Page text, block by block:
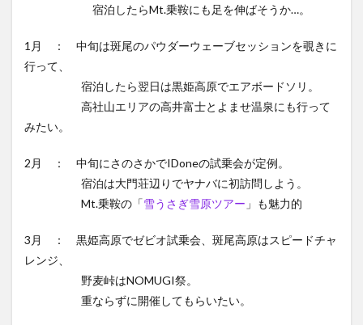
宿泊したらMt.乗鞍にも足を伸ばそうか…。
1月 ： 中旬は斑尾のパウダーウェーブセッションを覗きに
行って、
宿泊したら翌日は黒姫高原でエアボードソリ。
高社山エリアの高井富士とよませ温泉にも行って
みたい。
2月 ： 中旬にさのさかでIDoneの試乗会が定例。
宿泊は大門荘辺りでヤナバに初訪問しよう。
Mt.乗鞍の「雪うさぎ雪原ツアー 」も魅力的
3月 ： 黒姫高原でゼビオ試乗会、斑尾高原はスピードチャ
レンジ、
野麦峠はNOMUGI祭。
重ならずに開催してもらいたい。